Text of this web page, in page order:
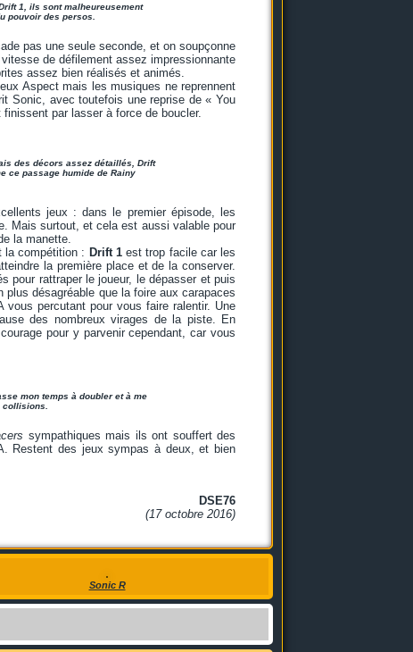
1, ils sont malheureusement
pouvoir des persos.
pas une seule seconde, et on soupçonne
de défilement assez impressionnante
assez bien réalisés et animés.
Aspect mais les musiques ne reprennent
Sonic, avec toutefois une reprise de « You
par lasser à force de boucler.
des décors assez détaillés, Drift
ce passage humide de Rainy
jeux : dans le premier épisode, les
Mais surtout, et cela est aussi valable pour
la manette.
la compétition : Drift 1est trop facile car les
la première place et de la conserver.
pour rattraper le joueur, le dépasser et puis
désagréable que la foire aux carapaces
percutant pour vous faire ralentir. Une
des nombreux virages de la piste. En
pour y parvenir cependant, car vous
mon temps à doubler et à me
sympathiques mais ils ont souffert des
Restent des jeux sympas à deux, et bien
DSE76
(17 octobre 2016)
Sonic R